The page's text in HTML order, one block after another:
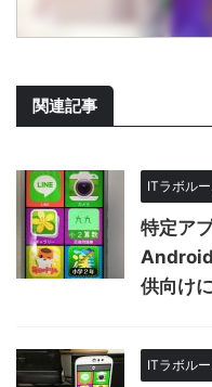
関連記事
ITラボル
特定ア
Android
供向け
ITラボル